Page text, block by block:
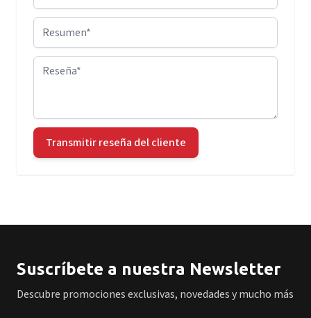
Resumen
Reseña
Transmitir reseña del cliente
Suscríbete a nuestra Newsletter
Descubre promociones exclusivas, novedades y mucho más